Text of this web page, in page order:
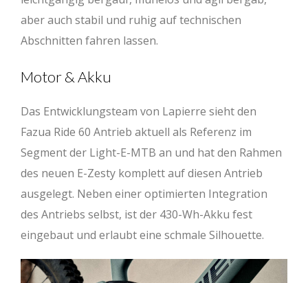
Sitzwinkel (°)
77 77 77
BB Drop (mm)
Reach (mm)
435 460 480
Radstand (mm)
1188 1217 1246 1280
aber auch stabil und ruhig auf technischen
Abschnitten fahren lassen.
Motor & Akku
Das Entwicklungsteam von Lapierre sieht den
Fazua Ride 60 Antrieb aktuell als Referenz im
Segment der Light-E-MTB an und hat den Rahmen
des neuen E-Zesty komplett auf diesen Antrieb
ausgelegt. Neben einer optimierten Integration
des Antriebs selbst, ist der 430-Wh-Akku fest
eingebaut und erlaubt eine schmale Silhouette.